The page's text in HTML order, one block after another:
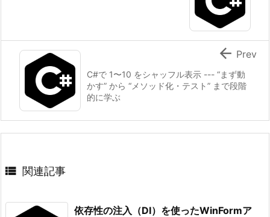
C#で 1〜10 をシャッフル表示 --- “まず動
かす” から “メソッド化・テスト” まで段階
的に学ぶ
 Prev
 関連記事
依存性の注入（DI）を使ったWinFormア